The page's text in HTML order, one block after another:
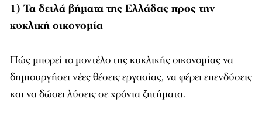
1) Τα δειλά βήματα της Ελλάδας προς την
κυκλική οικονομία
Πώς μπορεί το μοντέλο της κυκλικής οικονομίας να
δημιουργήσει νέες θέσεις εργασίας, να φέρει επενδύσεις
και να δώσει λύσεις σε χρόνια ζητήματα.